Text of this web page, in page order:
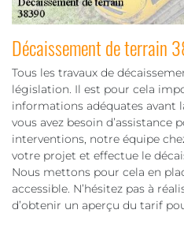
Décaissement de terrain
Tous les travaux de
législation. Il est pour cela
informations adéquates avant
vous avez besoin d’assistance
interventions, notre équipe
votre projet et effectue le
Nous mettons pour cela en
accessible. N’hésitez pas à
d’obtenir un aperçu du tarif